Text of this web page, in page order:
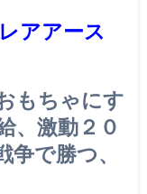
アアース
もちゃにす
、激動２０
争で勝つ、